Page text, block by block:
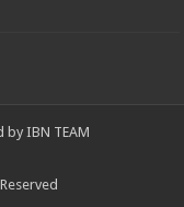
by IBN TEAM